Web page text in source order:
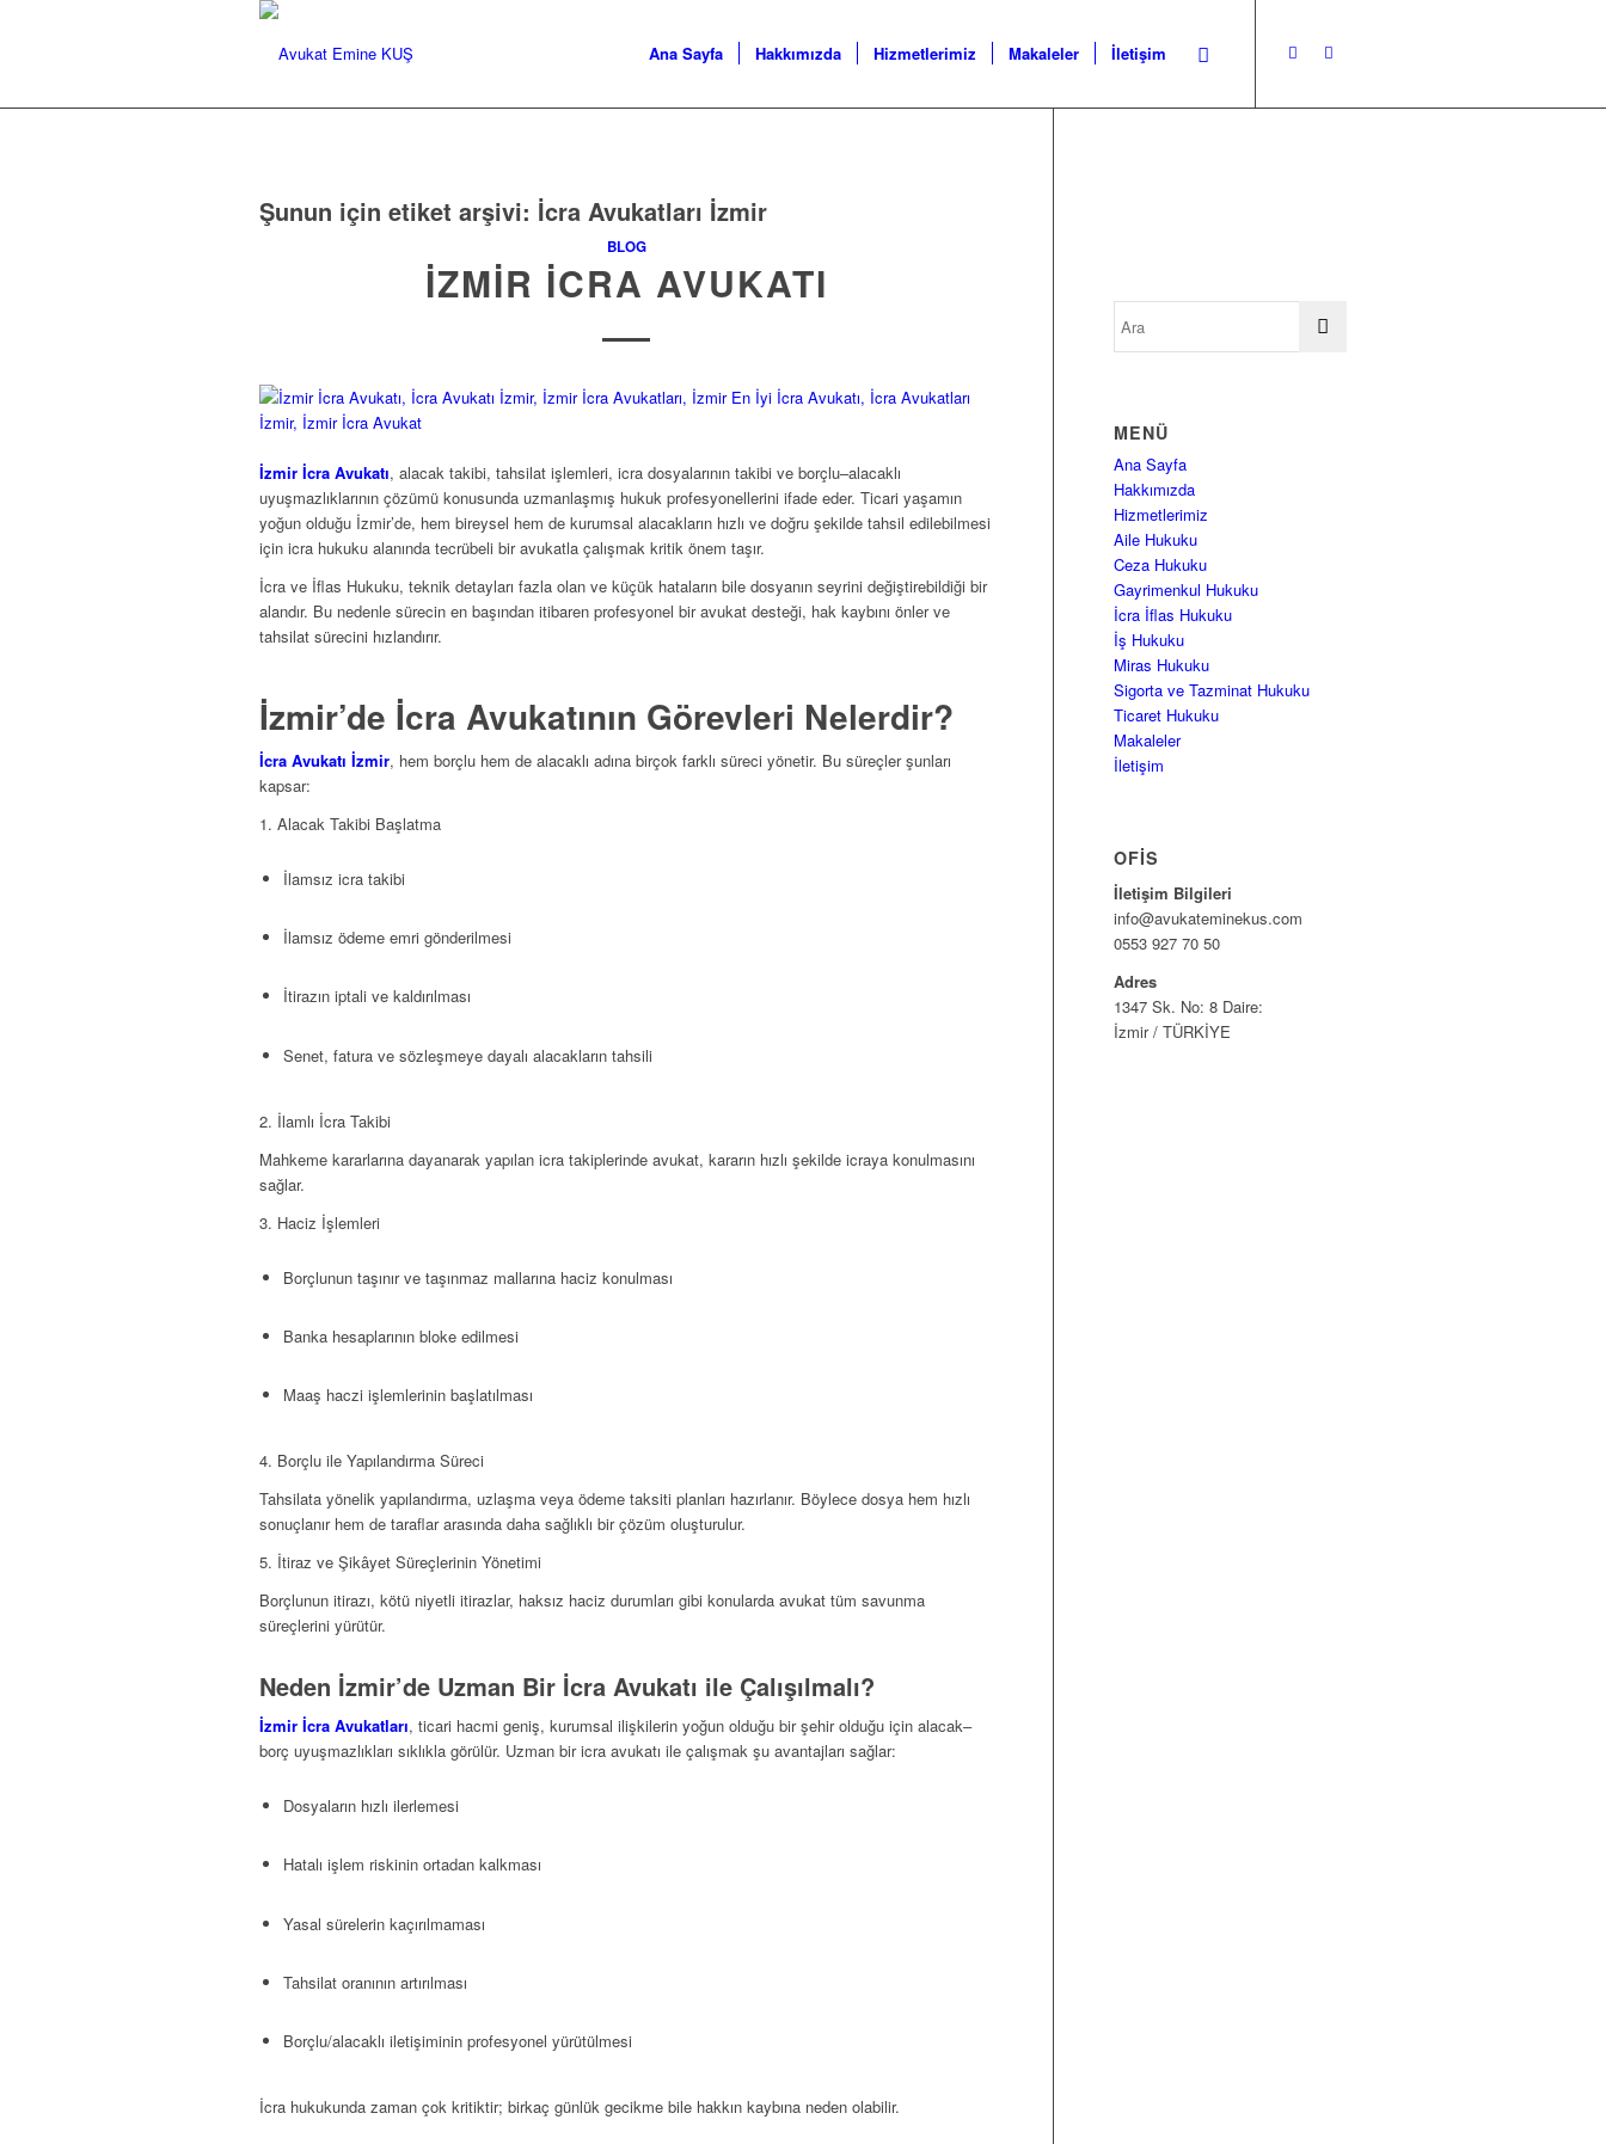
Ana Sayfa Hakkımızda Hizmetlerimiz Makaleler İletişim
Şunun için etiket arşivi: İcra Avukatları İzmir
BLOG
İZMIR İCRA AVUKATI
İzmir İcra Avukatı, alacak takibi, tahsilat işlemleri, icra dosyalarının takibi ve borçlu–alacaklı
uyuşmazlıklarının çözümü konusunda uzmanlaşmış hukuk profesyonellerini ifade eder. Ticari yaşamın
yoğun olduğu İzmir’de, hem bireysel hem de kurumsal alacakların hızlı ve doğru şekilde tahsil edilebilmesi
için icra hukuku alanında tecrübeli bir avukatla çalışmak kritik önem taşır.
İcra ve İflas Hukuku, teknik detayları fazla olan ve küçük hataların bile dosyanın seyrini değiştirebildiği bir
alandır. Bu nedenle sürecin en başından itibaren profesyonel bir avukat desteği, hak kaybını önler ve
tahsilat sürecini hızlandırır.
İzmir’de İcra Avukatının Görevleri Nelerdir?
İcra Avukatı İzmir, hem borçlu hem de alacaklı adına birçok farklı süreci yönetir. Bu süreçler şunları
kapsar:
1. Alacak Takibi Başlatma
İlamsız icra takibi
İlamsız ödeme emri gönderilmesi
İtirazın iptali ve kaldırılması
Senet, fatura ve sözleşmeye dayalı alacakların tahsili
2. İlamlı İcra Takibi
Mahkeme kararlarına dayanarak yapılan icra takiplerinde avukat, kararın hızlı şekilde icraya konulmasını
sağlar.
3. Haciz İşlemleri
Borçlunun taşınır ve taşınmaz mallarına haciz konulması
Banka hesaplarının bloke edilmesi
Maaş haczi işlemlerinin başlatılması
4. Borçlu ile Yapılandırma Süreci
Tahsilata yönelik yapılandırma, uzlaşma veya ödeme taksiti planları hazırlanır. Böylece dosya hem hızlı
sonuçlanır hem de taraflar arasında daha sağlıklı bir çözüm oluşturulur.
5. İtiraz ve Şikâyet Süreçlerinin Yönetimi
Borçlunun itirazı, kötü niyetli itirazlar, haksız haciz durumları gibi konularda avukat tüm savunma
süreçlerini yürütür.
Neden İzmir’de Uzman Bir İcra Avukatı ile Çalışılmalı?
İzmir İcra Avukatları, ticari hacmi geniş, kurumsal ilişkilerin yoğun olduğu bir şehir olduğu için alacak–
borç uyuşmazlıkları sıklıkla görülür. Uzman bir icra avukatı ile çalışmak şu avantajları sağlar:
Dosyaların hızlı ilerlemesi
Hatalı işlem riskinin ortadan kalkması
Yasal sürelerin kaçırılmaması
Tahsilat oranının artırılması
Borçlu/alacaklı iletişiminin profesyonel yürütülmesi
İcra hukukunda zaman çok kritiktir; birkaç günlük gecikme bile hakkın kaybına neden olabilir.
MENÜ
Ana Sayfa
Hakkımızda
Hizmetlerimiz
Aile Hukuku
Ceza Hukuku
Gayrimenkul Hukuku
İcra İflas Hukuku
İş Hukuku
Miras Hukuku
Sigorta ve Tazminat Hukuku
Ticaret Hukuku
Makaleler
İletişim
OFIS
İletişim Bilgileri
info@avukateminekus.com
0553 927 70 50
Adres
1347 Sk. No: 8 Daire:
İzmir / TÜRKİYE